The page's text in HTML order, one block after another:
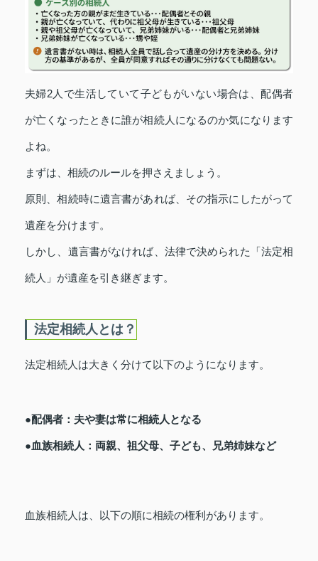
夫婦2人で生活していて子どもがいない場合は、配偶者
が亡くなったときに誰が相続人になるのか気になります
よね。
まずは、相続のルールを押さえましょう。
原則、相続時に遺言書があれば、その指示にしたがって
遺産を分けます。
しかし、遺言書がなければ、法律で決められた「法定相
続人」が遺産を引き継ぎます。
法定相続人とは？
法定相続人は大きく分けて以下のようになります。
●配偶者：夫や妻は常に相続人となる
●血族相続人：両親、祖父母、子ども、兄弟姉妹など
血族相続人は、以下の順に相続の権利があります。